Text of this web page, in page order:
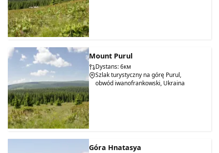
Mount Purul
Dystans: 6км
Szlak turystyczny na górę Purul,
obwód iwanofrankowski, Ukraina
Góra Hnatasya